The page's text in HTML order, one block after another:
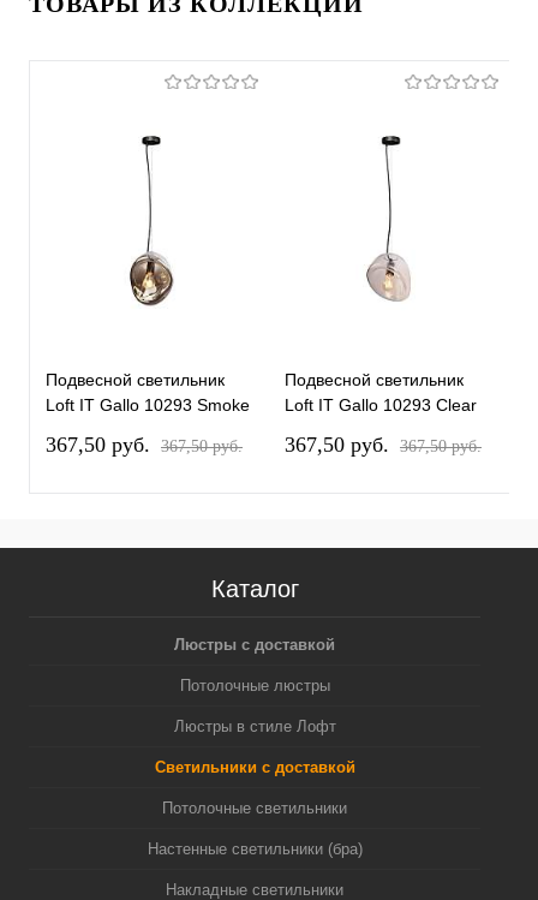
Подвесной светильник
Loft IT Gallo 10293 Smoke
367,50 pуб. 367,50 pуб.
Подвесной светильник
Loft IT Gallo 10293 Clear
367,50 pуб. 367,50 pуб.
Каталог
Люстры с доставкой
Потолочные люстры
Люстры в стиле Лофт
Светильники с доставкой
Потолочные светильники
Настенные светильники (бра)
Накладные светильники